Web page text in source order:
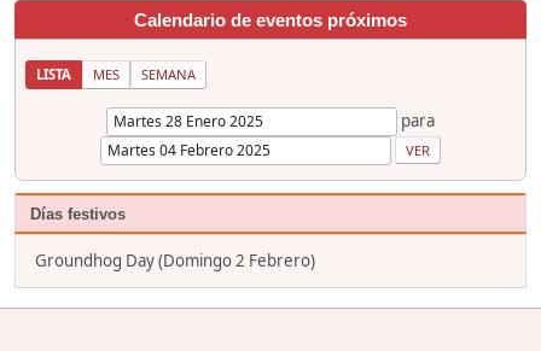
Calendario de eventos próximos
LISTA MES SEMANA
para
Días festivos
Groundhog Day (Domingo 2 Febrero)